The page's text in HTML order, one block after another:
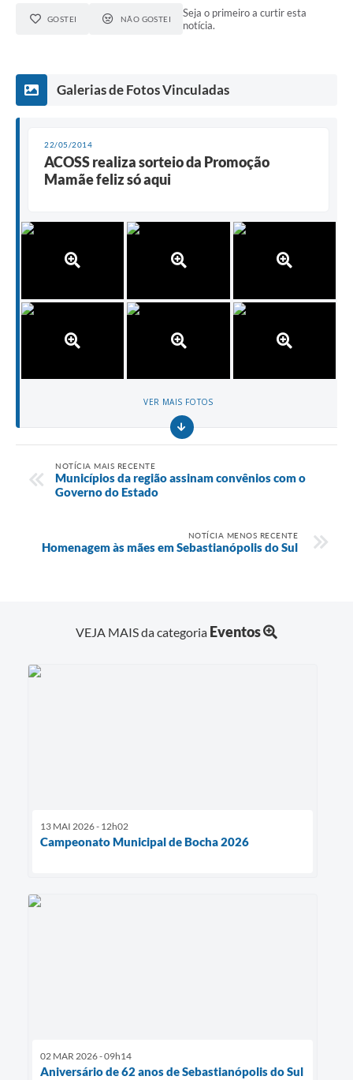
GOSTEI NÃO GOSTEI
Seja o primeiro a curtir esta
notícia.
Galerias de Fotos Vinculadas
22/05/2014
ACOSS realiza sorteio da Promoção
Mamãe feliz só aqui
VER MAIS FOTOS
NOTÍCIA MAIS RECENTE
Municípios da região assinam convênios com o
Governo do Estado
NOTÍCIA MENOS RECENTE
Homenagem às mães em Sebastianópolis do Sul
VEJA MAIS da categoria Eventos
13 MAI 2026 - 12h02
Campeonato Municipal de Bocha 2026
02 MAR 2026 - 09h14
Aniversário de 62 anos de Sebastianópolis do Sul